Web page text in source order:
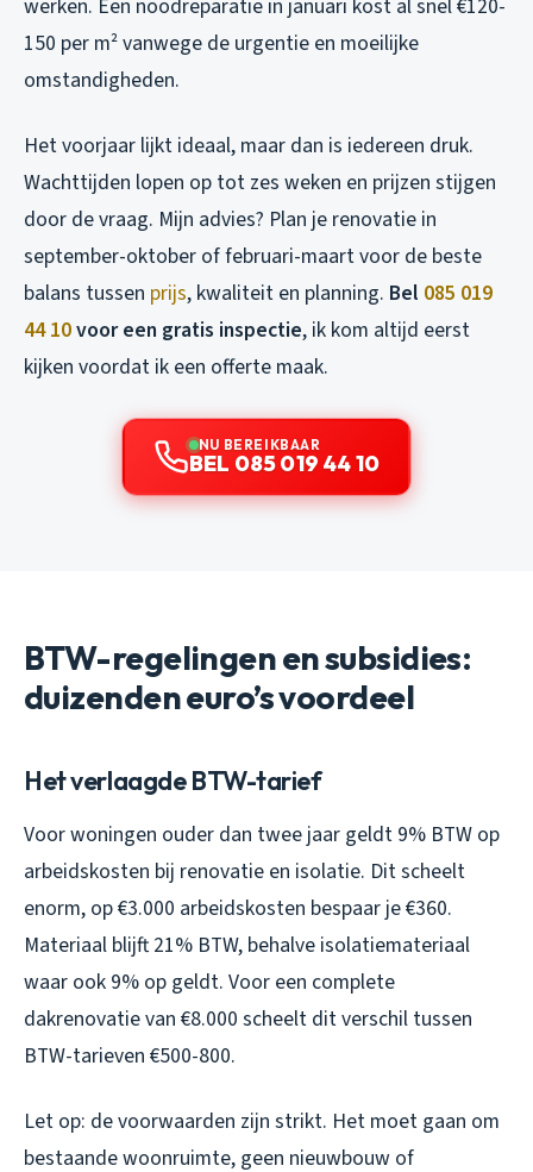
werken. Een noodreparatie in januari kost al snel €120-
150 per m² vanwege de urgentie en moeilijke
omstandigheden.
Het voorjaar lijkt ideaal, maar dan is iedereen druk.
Wachttijden lopen op tot zes weken en prijzen stijgen
door de vraag. Mijn advies? Plan je renovatie in
september-oktober of februari-maart voor de beste
balans tussen prijs, kwaliteit en planning. Bel 085 019
44 10voor een gratis inspectie, ik kom altijd eerst
kijken voordat ik een offerte maak.
NU BEREIKBAAR
BEL 085 019 44 10
BTW-regelingen en subsidies:
duizenden euro’s voordeel
Het verlaagde BTW-tarief
Voor woningen ouder dan twee jaar geldt 9% BTW op
arbeidskosten bij renovatie en isolatie. Dit scheelt
enorm, op €3.000 arbeidskosten bespaar je €360.
Materiaal blijft 21% BTW, behalve isolatiemateriaal
waar ook 9% op geldt. Voor een complete
dakrenovatie van €8.000 scheelt dit verschil tussen
BTW-tarieven €500-800.
Let op: de voorwaarden zijn strikt. Het moet gaan om
bestaande woonruimte, geen nieuwbouw of